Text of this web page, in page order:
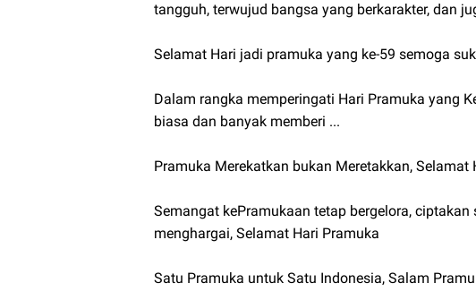
tangguh, terwujud bangsa yang berkarakter, dan
Selamat Hari jadi pramuka yang ke-59 semoga
Dalam rangka memperingati Hari Pramuka yang
biasa dan banyak memberi ...
Pramuka Merekatkan bukan Meretakkan, Selamat
Semangat kePramukaan tetap bergelora,
menghargai, Selamat Hari Pramuka
Satu Pramuka untuk Satu Indonesia, Salam